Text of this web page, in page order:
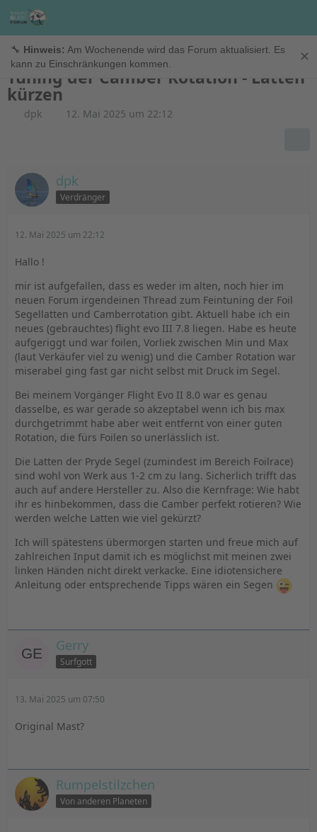
🔧 Hinweis: Am Wochenende wird das Forum aktualisiert. Es
kann zu Einschränkungen kommen.
✕
Windfoil
Tuning der Camber Rotation - Latten
kürzen
dpk 12. Mai 2025 um 22:12
dpk
Verdränger
12. Mai 2025 um 22:12
Hallo !
mir ist aufgefallen, dass es weder im alten, noch hier im
neuen Forum irgendeinen Thread zum Feintuning der Foil
Segellatten und Camberrotation gibt. Aktuell habe ich ein
neues (gebrauchtes) flight evo III 7.8 liegen. Habe es heute
aufgeriggt und war foilen, Vorliek zwischen Min und Max
(laut Verkäufer viel zu wenig) und die Camber Rotation war
miserabel ging fast gar nicht selbst mit Druck im Segel.
Bei meinem Vorgänger Flight Evo II 8.0 war es genau
dasselbe, es war gerade so akzeptabel wenn ich bis max
durchgetrimmt habe aber weit entfernt von einer guten
Rotation, die fürs Foilen so unerlässlich ist.
Die Latten der Pryde Segel (zumindest im Bereich Foilrace)
sind wohl von Werk aus 1-2 cm zu lang. Sicherlich trifft das
auch auf andere Hersteller zu. Also die Kernfrage: Wie habt
ihr es hinbekommen, dass die Camber perfekt rotieren? Wie
werden welche Latten wie viel gekürzt?
Ich will spätestens übermorgen starten und freue mich auf
zahlreichen Input damit ich es möglichst mit meinen zwei
linken Händen nicht direkt verkacke. Eine idiotensichere
Anleitung oder entsprechende Tipps wären ein Segen
Gerry
Surfgott
13. Mai 2025 um 07:50
Original Mast?
Rumpelstilzchen
Von anderen Planeten